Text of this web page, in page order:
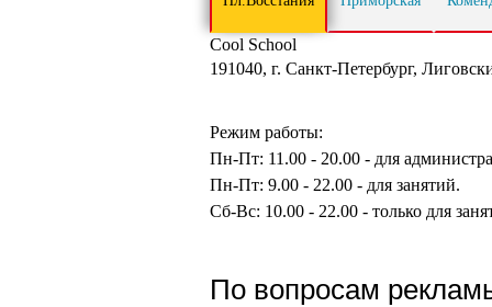
Cool School
191040, г. Санкт-Петербург,
Режим работы:
Пн-Пт: 11.00 - 20.00 - для
Пн-Пт: 9.00 - 22.00 - для занятий.
Сб-Вс: 10.00 - 22.00 - только для
По вопросам